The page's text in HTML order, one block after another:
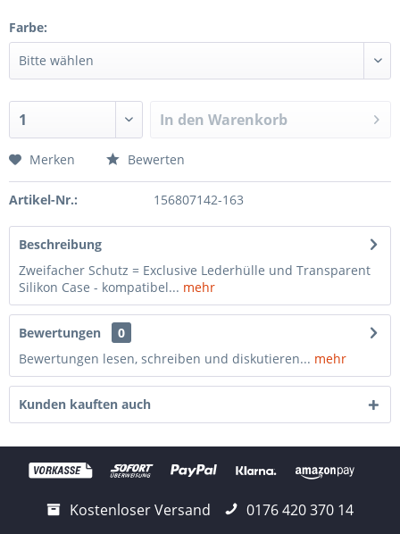
Farbe:
In den Warenkorb
Merken Bewerten
Artikel-Nr.: 156807142-163
Beschreibung
Zweifacher Schutz = Exclusive Lederhülle und Transparent
Silikon Case - kompatibel... mehr
Bewertungen
0
Bewertungen lesen, schreiben und diskutieren... mehr
Kunden kauften auch
Kostenloser Versand
0176 420 370 14